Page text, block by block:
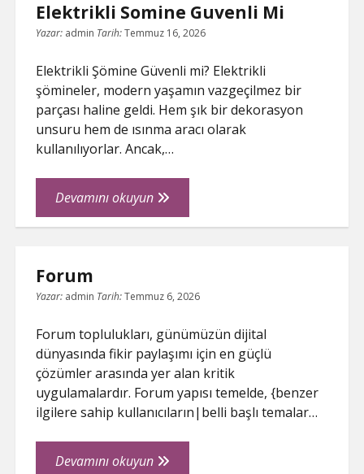
Kiralamak
Mantikli
Elektrikli Somine Guvenli Mi
Yazar: admin Tarih:Temmuz 16, 2026
Elektrikli Şömine Güvenli mi? Elektrikli
şömineler, modern yaşamın vazgeçilmez bir
parçası haline geldi. Hem şık bir dekorasyon
unsuru hem de ısınma aracı olarak
kullanılıyorlar. Ancak,…
Devamını okuyunElektrikli
Somine
Forum
Yazar: admin Tarih:Temmuz 6, 2026
Forum toplulukları, günümüzün dijital
dünyasında fikir paylaşımı için en güçlü
çözümler arasında yer alan kritik
uygulamalardır. Forum yapısı temelde, {benzer
ilgilere sahip kullanıcıların|belli başlı temalar…
Devamını okuyunForum